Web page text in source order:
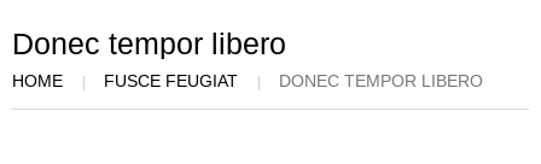
Donec tempor libero
HOME FUSCE FEUGIAT DONEC TEMPOR LIBERO